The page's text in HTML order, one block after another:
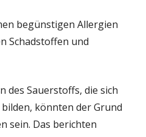
begünstigen Allergien
Schadstoffen und
des Sauerstoffs, die sich
könnten der Grund
sein. Das berichten